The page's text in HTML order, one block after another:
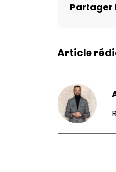
Partager
Article